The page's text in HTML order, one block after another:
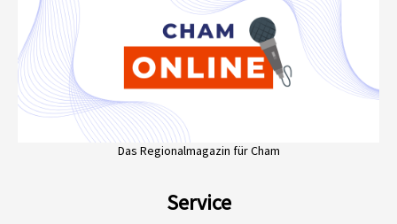
Das Regionalmagazin für Cham
Service